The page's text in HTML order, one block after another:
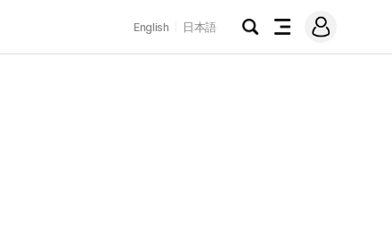
English 日本語
검
전
메
그